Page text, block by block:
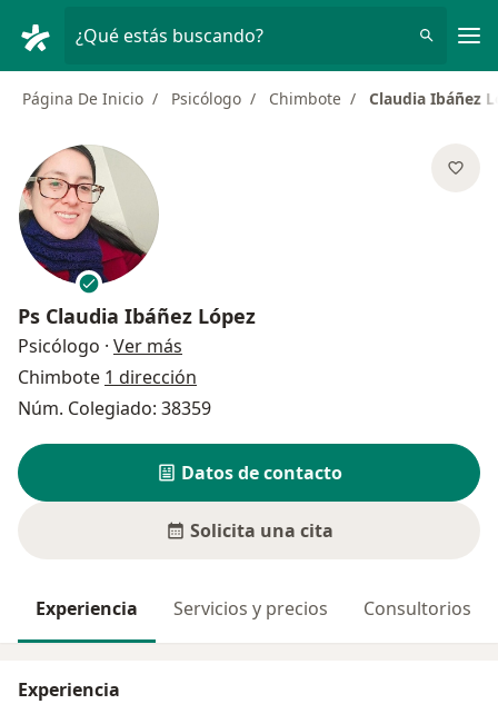
¿Qué estás buscando?
Página De Inicio Psicólogo Chimbote Claudia Ibáñez
Ps Claudia Ibáñez López
Psicólogo · Ver más
Chimbote 1 dirección
Núm. Colegiado: 38359
Datos de contacto
Solicita una cita
Experiencia Servicios y precios Consultorios
Experiencia